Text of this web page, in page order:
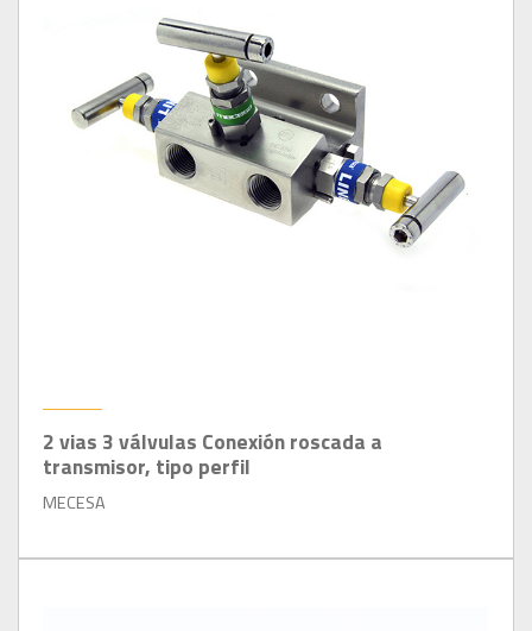
2 vias 3 válvulas Conexión roscada a
transmisor, tipo perfil
MECESA